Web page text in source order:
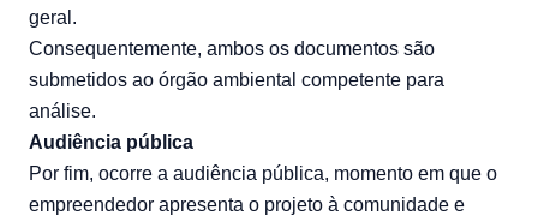
geral.
Consequentemente, ambos os documentos são
submetidos ao órgão ambiental competente para
análise.
Audiência pública
Por fim, ocorre a audiência pública, momento em que o
empreendedor apresenta o projeto à comunidade e